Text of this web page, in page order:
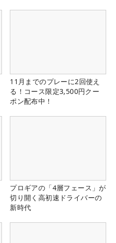
11月までのプレーに2回使え
る！コース限定3,500円クー
ポン配布中！
プロギアの「4層フェース」が
切り開く高初速ドライバーの
新時代